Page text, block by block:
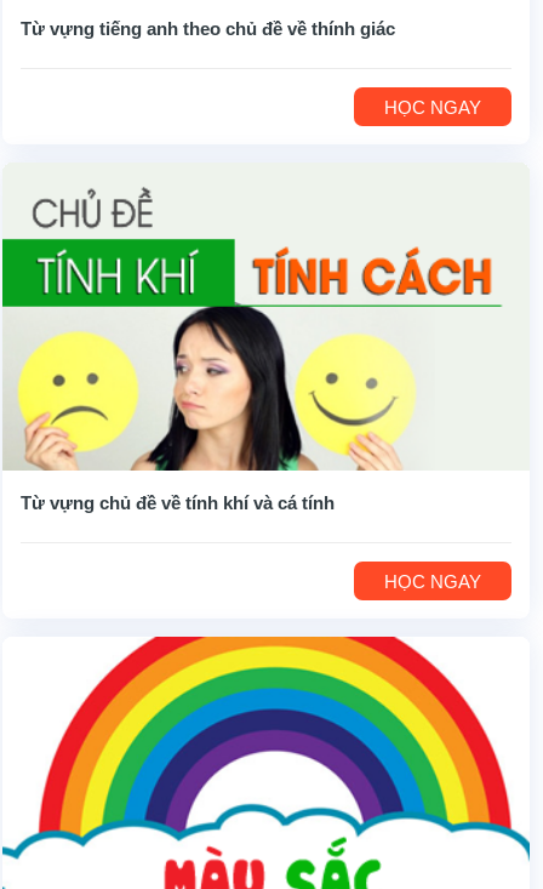
Từ vựng tiếng anh theo chủ đề về thính giác
HỌC NGAY
Từ vựng chủ đề về tính khí và cá tính
HỌC NGAY